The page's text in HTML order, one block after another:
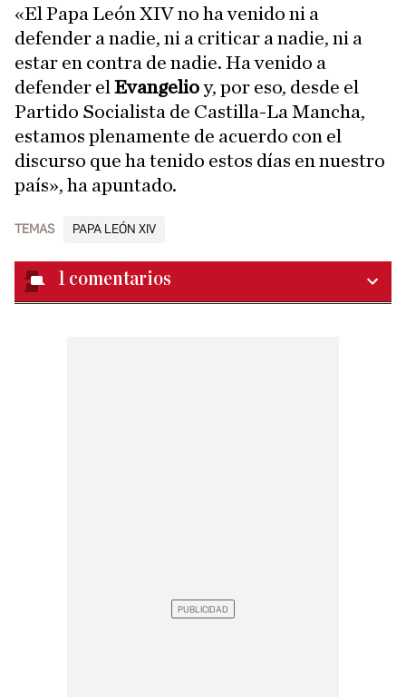
«El Papa León XIV no ha venido ni a
defender a nadie, ni a criticar a nadie, ni a
estar en contra de nadie. Ha venido a
defender el Evangelioy, por eso, desde el
Partido Socialista de Castilla-La Mancha,
estamos plenamente de acuerdo con el
discurso que ha tenido estos días en nuestro
país», ha apuntado.
TEMAS PAPA LEÓN XIV
1 comentarios